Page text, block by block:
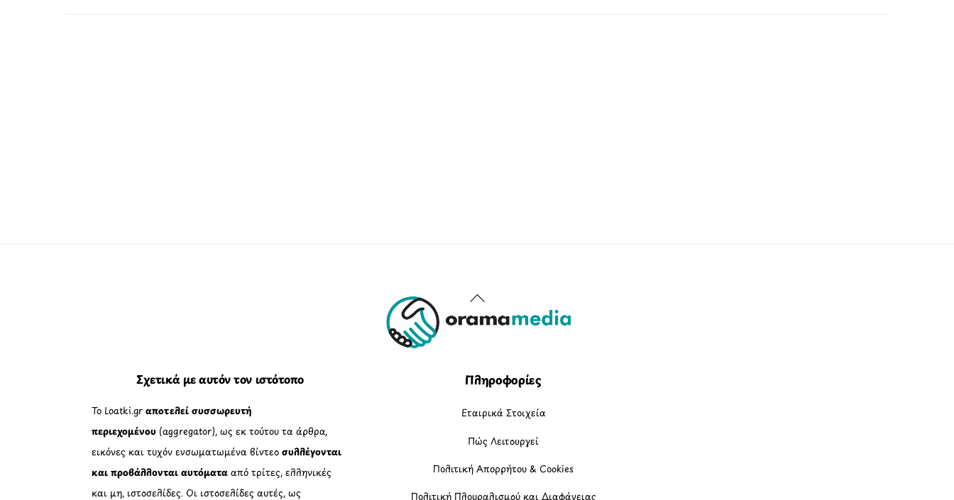
Back
To
Σχετικά με αυτόν τον ιστότοπο
Το Loatki.grαποτελεί συσσωρευτή
περιεχομένου (aggregator), ως εκ τούτου τα άρθρα,
εικόνες και τυχόν ενσωματωμένα βίντεοσυλλέγονται
και προβάλλονται αυτόματααπό τρίτες, ελληνικές
και μη, ιστοσελίδες. Οι ιστοσελίδες αυτές, ως
Πληροφορίες
Εταιρικά Στοιχεία
Πώς Λειτουργεί
Πολιτική Απορρήτου & Cookies
Πολιτική Πλουραλισμού και Διαφάνειας